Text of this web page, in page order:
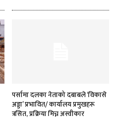
पर्सामा दलका नेताको दबाबले ‘विकासे
अड्डा’ प्रभावित/ कार्यालय प्रमुखहरू
त्रसित, प्रक्रिया मिच्न अस्वीकार